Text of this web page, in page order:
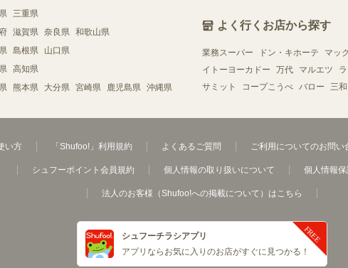
三重県
滋賀県 奈良県 和歌山県
島根県 山口県
高知県
熊本県 大分県 宮崎県 鹿児島県 沖縄県
よく行くお店から探す
業務スーパー ドン・キホーテ マッ
イトーヨーカドー
万代 マルエツ
サミット
コープこうべ バロー 三和
い方 「Shufoo!」利用規約 よくあるご質問 ご利用についてのお問い
シュフーポイント会員規約 個人情報の取り扱いについて 個人情報
法人のお客様（Shufoo!への掲載について）はこちら
シュフーチラシアプリ
アプリならお気に入りのお店がすぐに見つかる！